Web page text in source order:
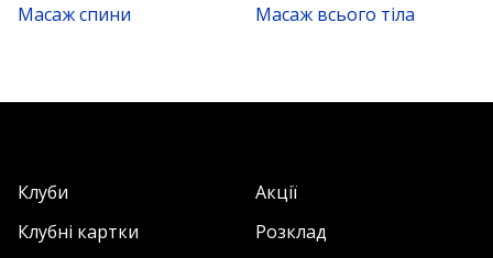
Масаж спини
Масаж всього тіла
Клуби
Акції
Клубні картки
Розклад